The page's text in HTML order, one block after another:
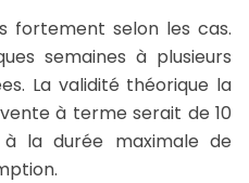
fortement selon les cas.
semaines à plusieurs
La validité théorique la
à terme serait de 10
la durée maximale de